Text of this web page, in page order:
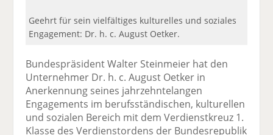
Geehrt für sein vielfältiges kulturelles und soziales
Engagement: Dr. h. c. August Oetker.
Bundespräsident Walter Steinmeier hat den
Unternehmer Dr. h. c. August Oetker in
Anerkennung seines jahrzehntelangen
Engagements im berufsständischen, kulturellen
und sozialen Bereich mit dem Verdienstkreuz 1.
Klasse des Verdienstordens der Bundesrepublik